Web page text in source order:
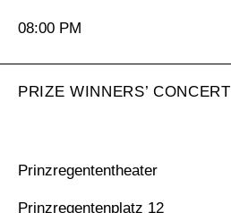
08:00 PM
PRIZE WINNERS’ CONCERT
Prinzregententheater
Prinzregentenplatz 12